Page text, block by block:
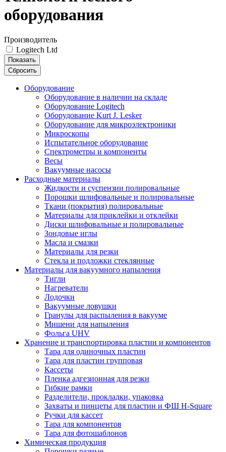
оборудования
Производитель
Logitech Ltd
Показать
Сбросить
Оборудование
Оборудование в наличии на складе
Оборудование Logitech
Оборудование Kurt J. Lesker
Оборудование для микроэлектроники
Микроскопы
Испытательное оборудование
Спектрометры и компоненты
Весы
Вакуумные насосы
Расходные материалы
Жидкости и суспензии полировальные
Порошки шлифовальные и полировальные
Ткани (покрытия) полировальные
Материалы для приклейки и отклейки
Диски шлифовальные и полировальные
Зондовые иглы
Масла и смазки
Материалы для резки
Стекла и подложки стеклянные
Материалы для вакуумного напыления
Тигли
Нагреватели
Лодочки
Вакуумные ловушки
Гранулы для распыления в вакууме
Мишени для напыления
Фольга UHV
Хранение и транспортировка пластин и компонентов
Тара для одиночных пластин
Тара для пластин групповая
Кассеты
Пленка адгезионная для резки
Гибкие рамки
Разделители, прокладки, упаковка
Захваты и пинцеты для пластин и ФШ H-Square
Ручки для кассет
Тара для компонентов
Тара для фотошаблонов
Химическая продукция